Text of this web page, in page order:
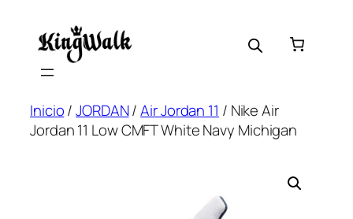
content
Inicio/JORDAN/Air Jordan 11 / Nike Air
Jordan 11 Low CMFT White Navy Michigan